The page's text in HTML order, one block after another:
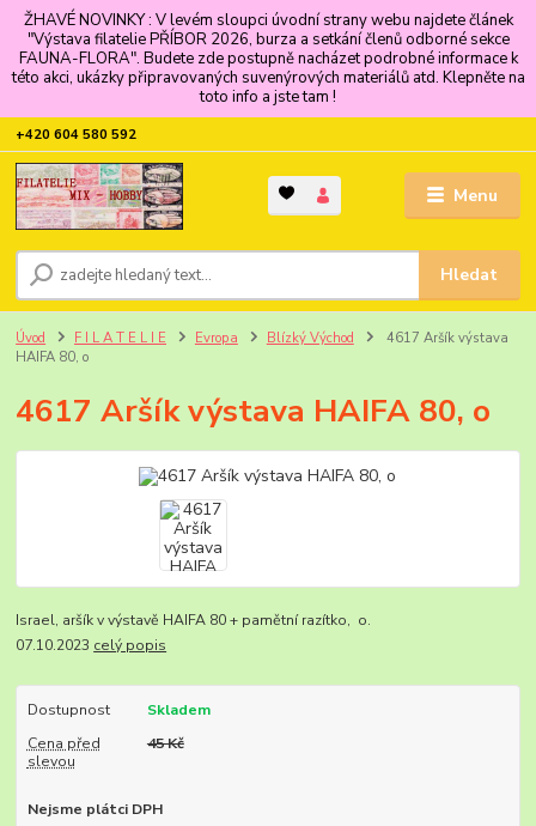
ŽHAVÉ NOVINKY : V levém sloupci úvodní strany webu najdete článek
"Výstava filatelie PŘÍBOR 2026, burza a setkání členů odborné sekce
FAUNA-FLORA". Budete zde postupně nacházet podrobné informace k
této akci, ukázky připravovaných suvenýrových materiálů atd. Klepněte na
toto info a jste tam !
Menu
Hledat
+420 604 580 592
Úvod F I L A T E L I E Evropa Blízký Východ
4617 Aršík výstava
HAIFA 80, o
4617 Aršík výstava HAIFA 80, o
Israel, aršík v výstavě HAIFA 80 + pamětní razítko, o.
07.10.2023 celý popis
Dostupnost
Skladem
Cena před
slevou
45 Kč
Nejsme plátci DPH